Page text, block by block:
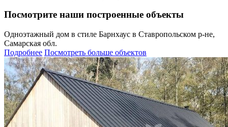
Посмотрите наши построенные объекты
Одноэтажный дом в стиле Барнхаус в Ставропольском р-не,
Самарская обл.
Подробнее Посмотреть больше объектов